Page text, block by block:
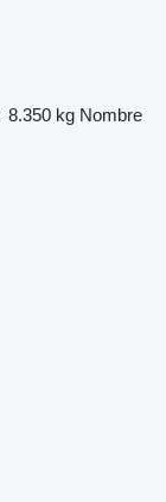
8.350 kg Nombre